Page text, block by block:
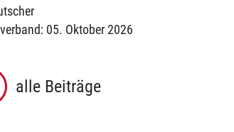
05. Oktober 2026
alle Beiträge